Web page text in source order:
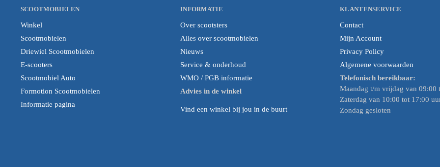
SCOOTMOBIELEN
Winkel
Scootmobielen
Driewiel Scootmobielen
E-scooters
Scootmobiel Auto
Formotion Scootmobielen
Informatie pagina
INFORMATIE
Over scootsters
Alles over scootmobielen
Nieuws
Service & onderhoud
WMO / PGB informatie
Advies in de winkel
Vind een winkel bij jou in de buurt
KLANTENSERVICE
Contact
Mijn Account
Privacy Policy
Algemene voorwaarden
Telefonisch bereikbaar:
Maandag t/m vrijdag van 09:00
Zaterdag van 10:00 tot 17:00
Zondag gesloten